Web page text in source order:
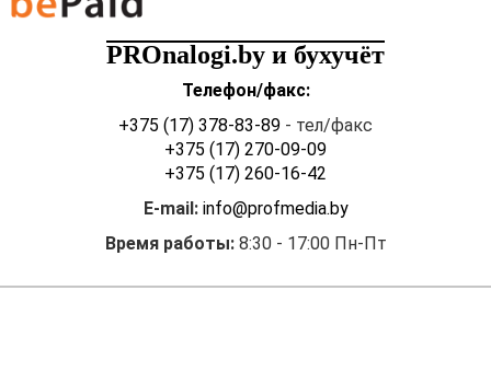
PROnalogi.by и бухучёт
Телефон/факс:
+375 (17) 378-83-89 - тел/факс
+375 (17) 270-09-09
+375 (17) 260-16-42
E-mail: info@profmedia.by
Время работы:8:30 - 17:00 Пн-Пт